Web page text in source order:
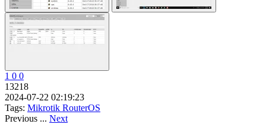
1 0 0
13218
2024-07-22 02:19:23
Tags: Mikrotik RouterOS
Previous ... Next